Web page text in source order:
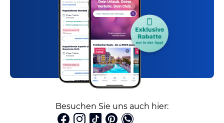
Besuchen Sie uns auch hier: